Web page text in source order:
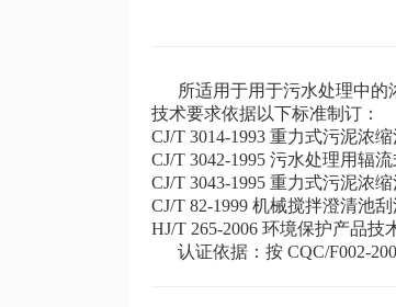
所适用于用于污水处理中的
技术要求依据以下标准制订：
CJ/T 3014-1993 重力式污泥浓
CJ/T 3042-1995 污水处理用辐
CJ/T 3043-1995 重力式污泥浓
CJ/T 82-1999 机械搅拌澄清池
HJ/T 265-2006 环境保护产品技
认证依据：按 CQC/F002-